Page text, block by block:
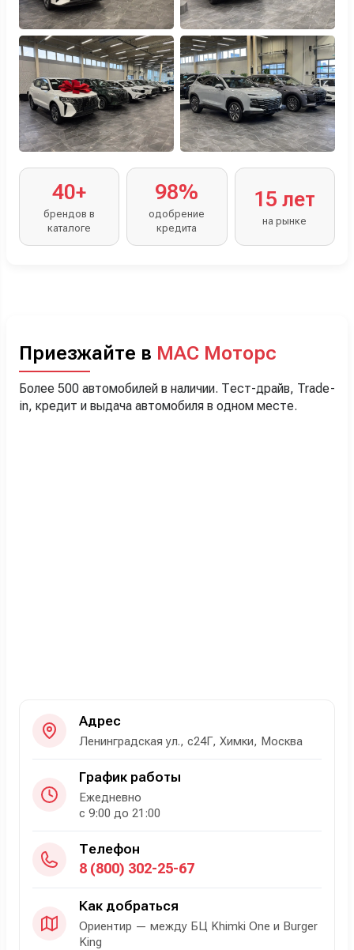
40+
брендов в
каталоге
98%
одобрение
кредита
15 лет
на рынке
Приезжайте в МАС Моторс
Более 500 автомобилей в наличии. Тест-драйв, Trade-
in, кредит и выдача автомобиля в одном месте.
Адрес
Ленинградская ул., с24Г, Химки, Москва
График работы
Ежедневно
с 9:00 до 21:00
Телефон
8 (800) 302-25-67
Как добраться
Ориентир — между БЦ Khimki One и Burger
King